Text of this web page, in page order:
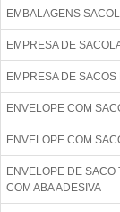
EMBALAGENS
EMPRESA DE
EMPRESA DE
ENVELOPE COM
ENVELOPE COM
ENVELOPE DE SACO
COM ABA ADESIVA